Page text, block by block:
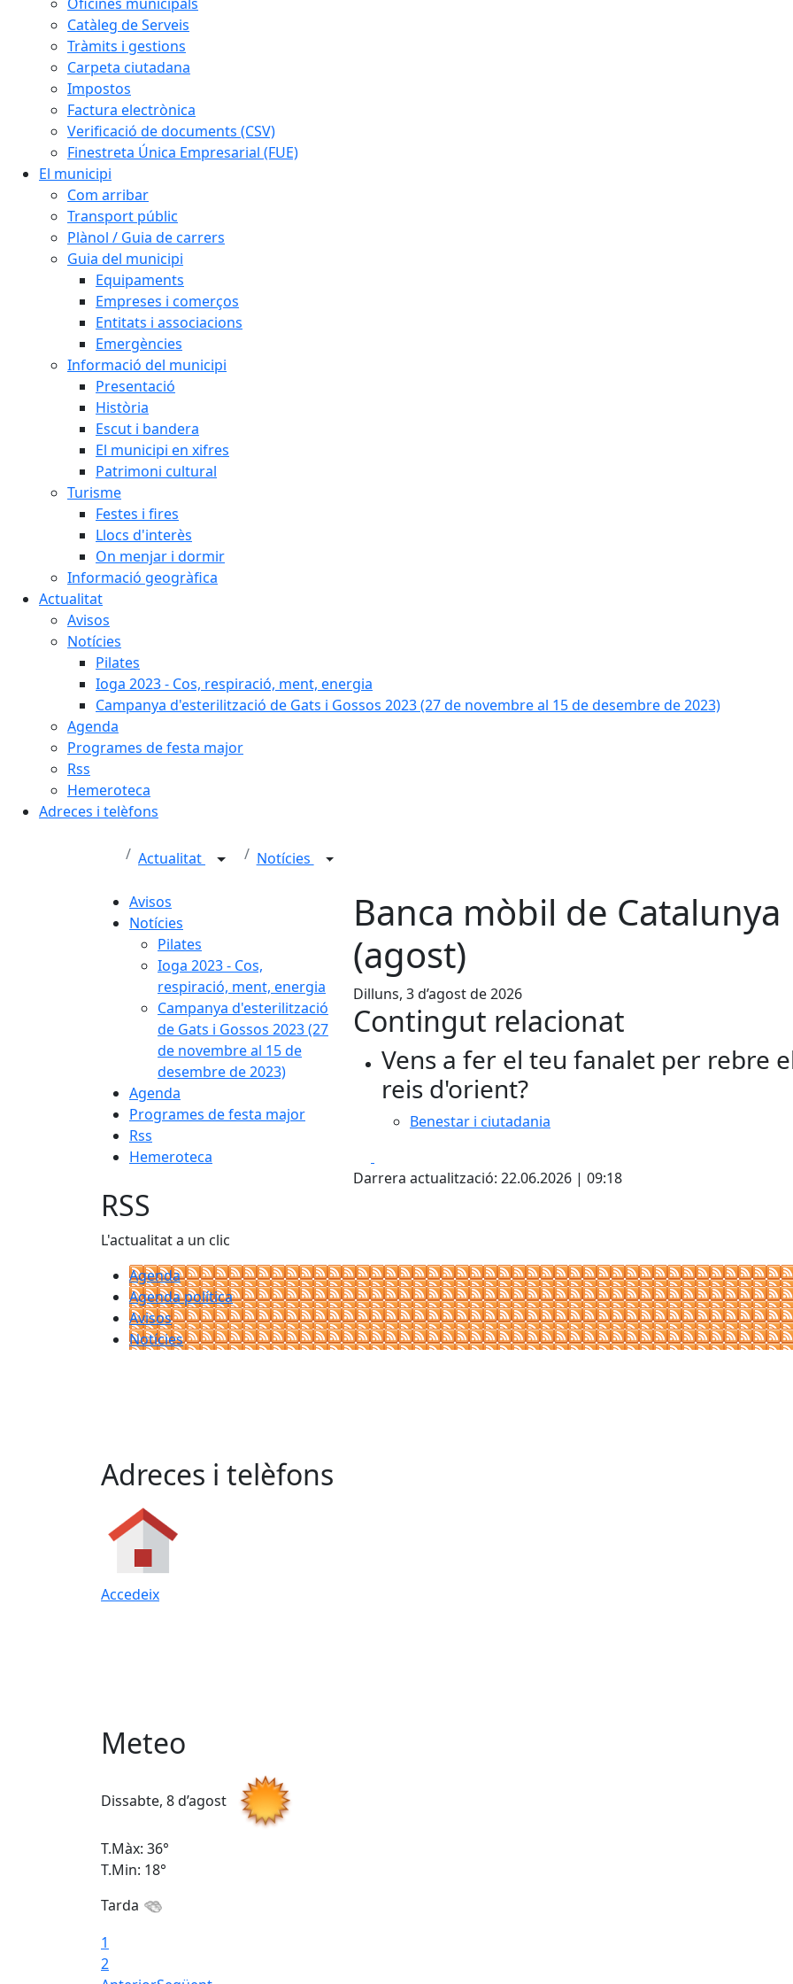
Catàleg de Serveis
Tràmits i gestions
Carpeta ciutadana
Impostos
Factura electrònica
Verificació de documents (CSV)
Finestreta Única Empresarial (FUE)
El municipi
Com arribar
Transport públic
Plànol / Guia de carrers
Guia del municipi
Equipaments
Empreses i comerços
Entitats i associacions
Emergències
Informació del municipi
Presentació
Història
Escut i bandera
El municipi en xifres
Patrimoni cultural
Turisme
Festes i fires
Llocs d'interès
On menjar i dormir
Informació geogràfica
Actualitat
Avisos
Notícies
Pilates
Ioga 2023 - Cos, respiració, ment, energia
Campanya d'esterilització de Gats i Gossos 2023 (27 de novembre al 15 de desembre de 2023)
Agenda
Programes de festa major
Rss
Hemeroteca
Adreces i telèfons
Actualitat Notícies
Avisos
Notícies
Pilates
Ioga 2023 - Cos,
respiració, ment, energia
Campanya d'esterilització
de Gats i Gossos 2023 (27
de novembre al 15 de
desembre de 2023)
Agenda
Programes de festa major
Rss
Hemeroteca
Banca mòbil de Catalunya
(agost)
Dilluns, 3 d’agost de 2026
Contingut relacionat
Vens a fer el teu fanalet per rebre
reis d'orient?
Benestar i ciutadania
Darrera actualització: 22.06.2026 | 09:18
RSS
L'actualitat a un clic
Agenda
Agenda política
Avisos
Notícies
Adreces i telèfons
Accedeix
Meteo
Dissabte, 8 d’agost
T.Màx: 36°
T.Min: 18°
Tarda
1
2